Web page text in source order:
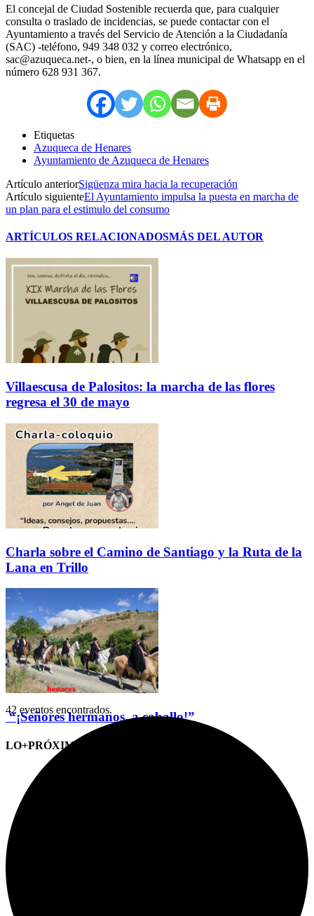
El concejal de Ciudad Sostenible recuerda que, para cualquier
consulta o traslado de incidencias, se puede contactar con el
Ayuntamiento a través del Servicio de Atención a la Ciudadanía
(SAC) -teléfono, 949 348 032 y correo electrónico,
sac@azuqueca.net-, o bien, en la línea municipal de Whatsapp en el
número 628 931 367.
Etiquetas
Azuqueca de Henares
Ayuntamiento de Azuqueca de Henares
Artículo anteriorSigüenza mira hacia la recuperación
Artículo siguienteEl Ayuntamiento impulsa la puesta en marcha de
un plan para el estimulo del consumo
ARTÍCULOS RELACIONADOSMÁS DEL AUTOR
Villaescusa de Palositos: la marcha de las flores
regresa el 30 de mayo
Charla sobre el Camino de Santiago y la Ruta de la
Lana en Trillo
“¡Señores hermanos, a caballo!”
LO+PRÓXIMO (CITAS)
42 eventos encontrados.